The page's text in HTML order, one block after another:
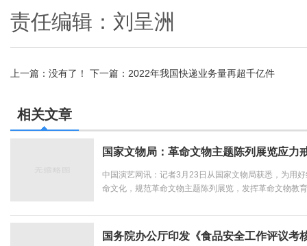
责任编辑：刘呈洲
上一篇：没有了！ 下一篇： 2022年我国快递业务量再超千亿件
相关文章
国家文物局：革命文物主题陈列展览应力
中国演艺网讯：记者3月23日从国家文物局获悉，为用
命文化，规范革命文物主题陈列展览，发挥革命文物教
国务院办公厅印发《食品安全工作评议考